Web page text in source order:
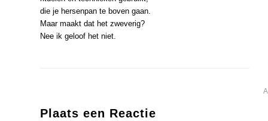
die je hersenpan te boven gaan.
Maar maakt dat het zweverig?
Nee ik geloof het niet.
Plaats een Reactie